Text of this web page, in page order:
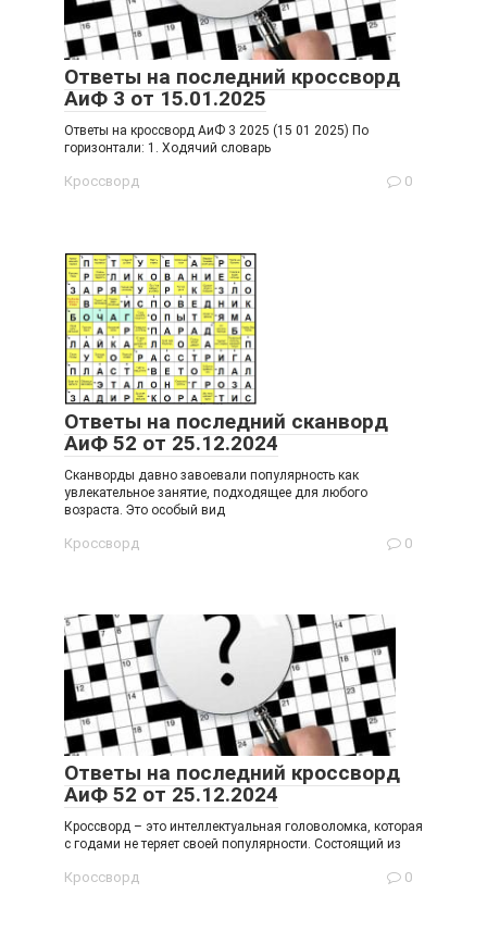
Ответы на последний кроссворд
АиФ 3 от 15.01.2025
Ответы на кроссворд АиФ 3 2025 (15 01 2025) По
горизонтали: 1. Ходячий словарь
Кроссворд 0
Ответы на последний сканворд
АиФ 52 от 25.12.2024
Сканворды давно завоевали популярность как
увлекательное занятие, подходящее для любого
возраста. Это особый вид
Кроссворд 0
Ответы на последний кроссворд
АиФ 52 от 25.12.2024
Кроссворд – это интеллектуальная головоломка, которая
с годами не теряет своей популярности. Состоящий из
Кроссворд 0